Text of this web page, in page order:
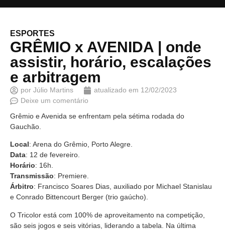
ESPORTES
GRÊMIO x AVENIDA | onde
assistir, horário, escalações
e arbitragem
por Júlio Martins atualizado em 12/02/2023
Deixe um comentário
Grêmio e Avenida se enfrentam pela sétima rodada do
Gauchão.
Local: Arena do Grêmio, Porto Alegre.
Data: 12 de fevereiro.
Horário: 16h.
Transmissão: Premiere.
Árbitro: Francisco Soares Dias, auxiliado por Michael Stanislau
e Conrado Bittencourt Berger (trio gaúcho).
O Tricolor está com 100% de aproveitamento na competição,
são seis jogos e seis vitórias, liderando a tabela. Na última